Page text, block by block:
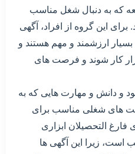
که به دنبال شغل مناسب
این گروه از افراد، آگهی
بسیار ارزشمند و مهم هستند و
کار شوند و فرصت های
و دانش و مهارت هایی که به
های شغلی مناسب برای
التحصیلان ابزاری
است، زیرا این آگهی ها